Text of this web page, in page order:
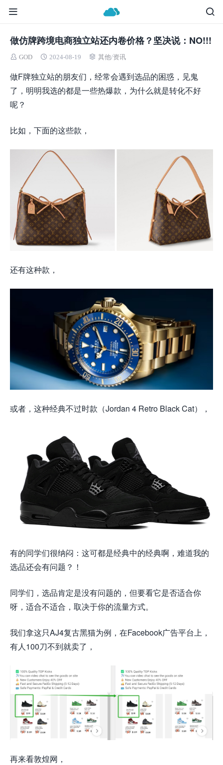
做仿牌跨境电商独立站还内卷价格？坚决说：NO!!!
GOD 2024-08-19 其他/资讯
做F牌独立站的朋友们，经常会遇到选品的困惑，见鬼
了，明明我选的都是一些热爆款，为什么就是转化不好
呢？
比如，下面的这些款，
还有这种款，
或者，这种经典不过时款（Jordan 4 Retro Black Cat），
有的同学们很纳闷：这可都是经典中的经典啊，难道我的
选品还会有问题？！
同学们，选品肯定是没有问题的，但要看它是否适合你
呀，适合不适合，取决于你的流量方式。
我们拿这只AJ4复古黑猫为例，在Facebook广告平台上，
有人100刀不到就卖了，
再来看敦煌网，